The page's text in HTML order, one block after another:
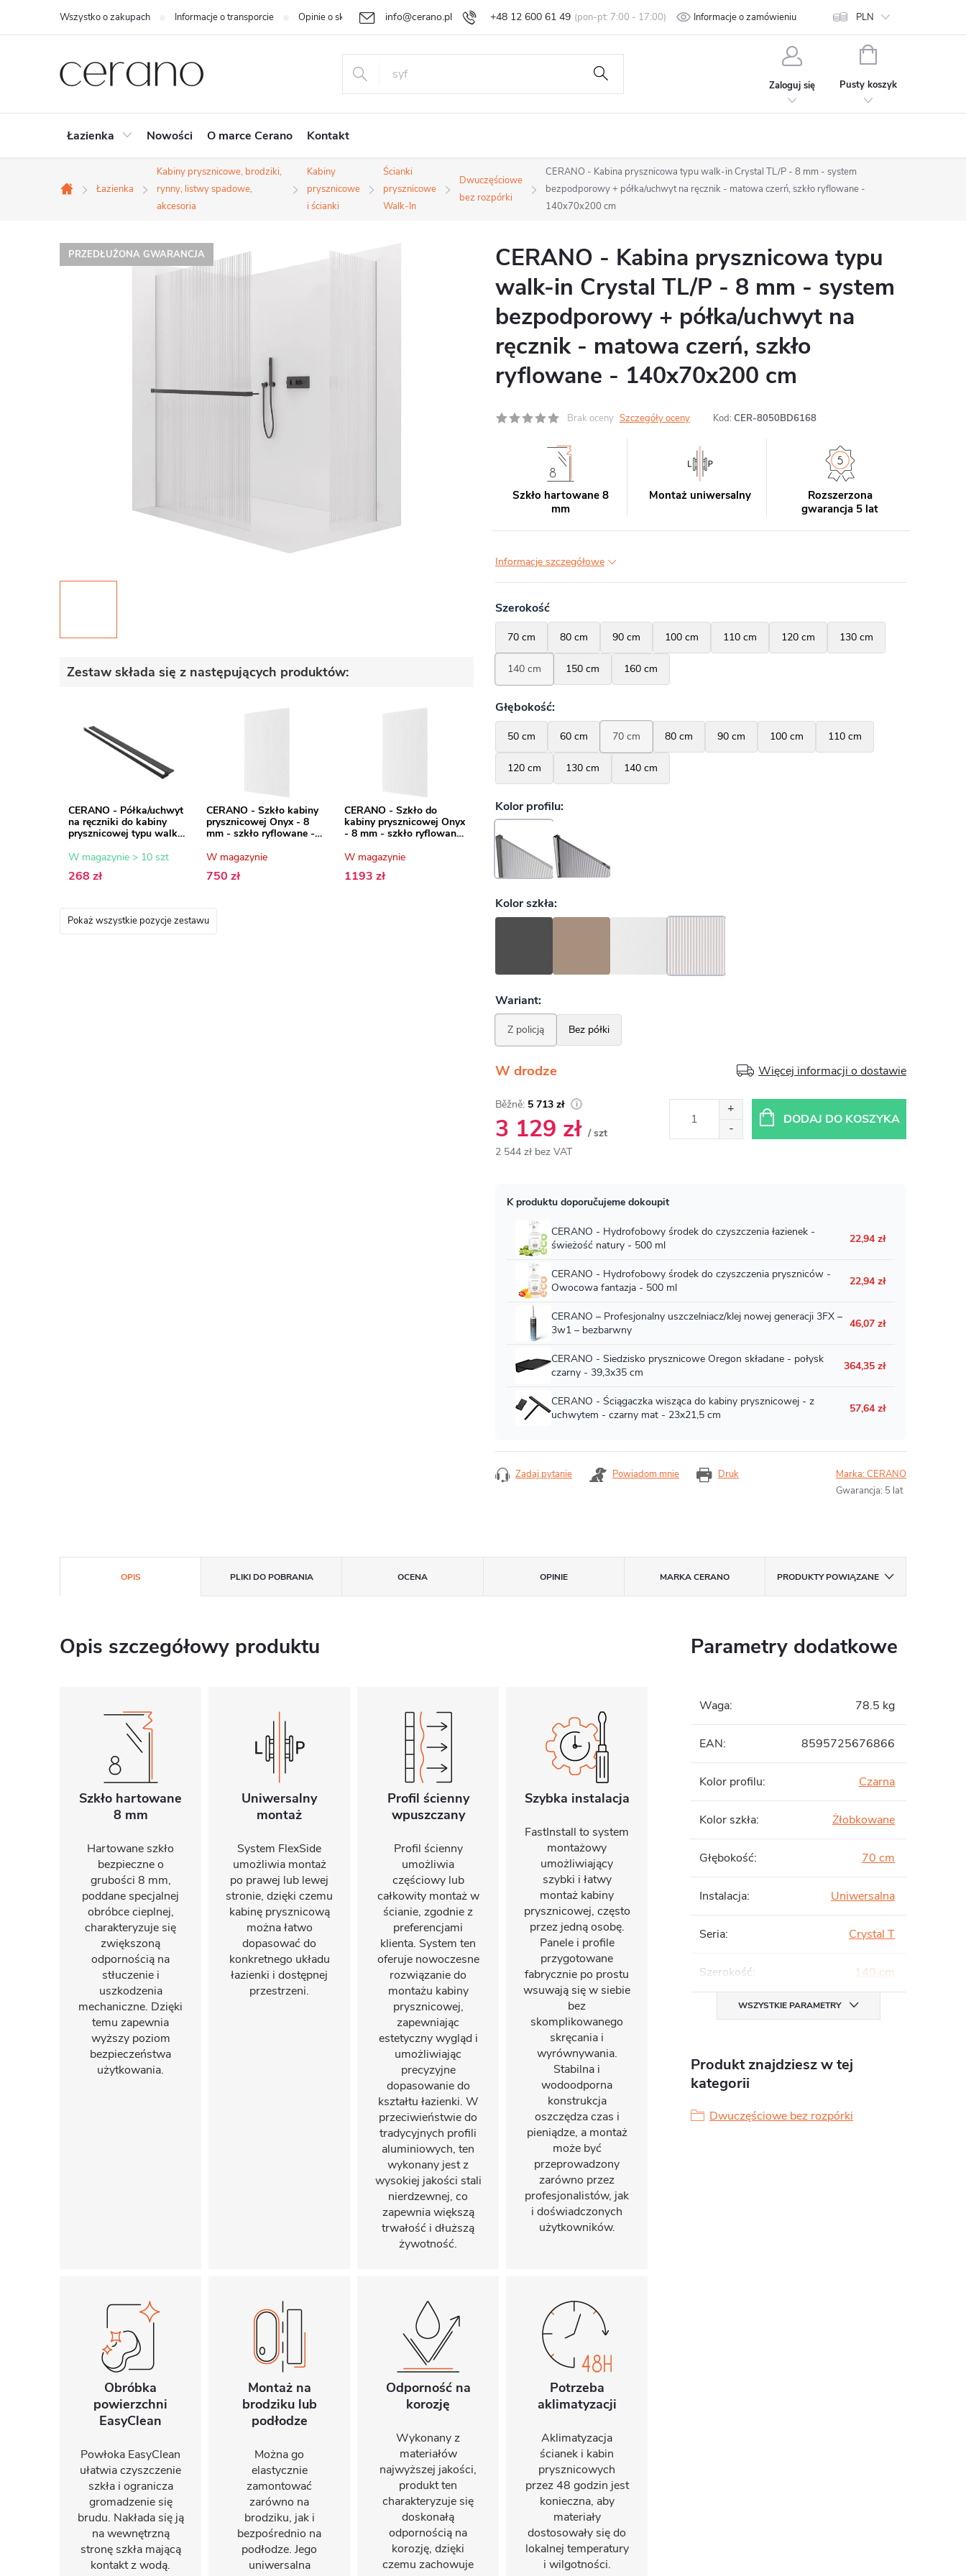
+48 12 600 61 49
info@cerano.pl
Wszystko o zakupach Informacje o transporcie Opinie o sklepie Indywidualna wycena Zwroty i reklamacje Regulamin Polityka prywatności Kontakt
Informacje o zamówieniu PLN
Zaloguj się
KOSZYK
Pusty koszyk
Łazienka Nowości O marce Cerano Kontakt
Home
Łazienka
Kabiny prysznicowe, brodziki,
rynny, listwy spadowe,
akcesoria
Kabiny
prysznicowe
i ścianki
Ścianki
prysznicowe
Walk-In
Dwuczęściowe
bez rozpórki
CERANO - Kabina prysznicowa typu walk-in Crystal TL/P - 8 mm - system
bezpodporowy + półka/uchwyt na ręcznik - matowa czerń, szkło ryflowane -
140x70x200 cm
PRZEDŁUŻONA GWARANCJA
Zestaw składa się z następujących produktów:
CERANO - Półka/uchwyt
na ręczniki do kabiny
prysznicowej typu walk-
mat - 30 do 160 cm
W magazynie > 10 szt
268 zł
CERANO - Szkło kabiny
prysznicowej Onyx - 8
mm - szkło ryflowane -
W magazynie
750 zł
CERANO - Szkło do
kabiny prysznicowej Onyx
- 8 mm - szkło ryflowane
W magazynie
1193 zł
Pokaż wszystkie pozycje zestawu
CERANO - Kabina prysznicowa typu
walk-in Crystal TL/P - 8 mm - system
bezpodporowy + półka/uchwyt na
ręcznik - matowa czerń, szkło
ryflowane - 140x70x200 cm
Brak oceny Szczegóły oceny Kod: CER-8050BD6168
Szkło hartowane 8
mm
Montaż uniwersalny
Rozszerzona
gwarancja 5 lat
Informacje szczegółowe
W drodze Więcej informacji o dostawie
5 713 zł
3 129 zł / szt
2 544 zł bez VAT
DODAJ DO KOSZYKA
Druk
Zadaj pytanie Powiadom mnie Marka:CERANO
Gwarancja: 5 lat
OPIS PLIKI DO POBRANIA OCENA OPINIE MARKACERANO PRODUKTY POWIĄZANE
Opis szczegółowy produktu
Szkło hartowane
8 mm
Hartowane szkło
bezpieczne o
grubości 8 mm,
poddane specjalnej
obróbce cieplnej,
charakteryzuje się
zwiększoną
odpornością na
stłuczenie i
uszkodzenia
mechaniczne. Dzięki
temu zapewnia
wyższy poziom
bezpieczeństwa
użytkowania.
Uniwersalny
montaż
System FlexSide
umożliwia montaż
po prawej lub lewej
stronie, dzięki czemu
kabinę prysznicową
można łatwo
dopasować do
konkretnego układu
łazienki i dostępnej
przestrzeni.
Profil ścienny
wpuszczany
Profil ścienny
umożliwia
częściowy lub
całkowity montaż w
ścianie, zgodnie z
preferencjami
klienta. System ten
oferuje nowoczesne
rozwiązanie do
montażu kabiny
prysznicowej,
zapewniając
estetyczny wygląd i
umożliwiając
precyzyjne
dopasowanie do
kształtu łazienki. W
przeciwieństwie do
tradycyjnych profili
aluminiowych, ten
wykonany jest z
wysokiej jakości stali
nierdzewnej, co
zapewnia większą
trwałość i dłuższą
żywotność.
Szybka instalacja
FastInstall to system
montażowy
umożliwiający
szybki i łatwy
montaż kabiny
prysznicowej, często
przez jedną osobę.
Panele i profile
przygotowane
fabrycznie po prostu
wsuwają się w siebie
bez
skomplikowanego
skręcania i
wyrównywania.
Stabilna i
wodoodporna
konstrukcja
oszczędza czas i
pieniądze, a montaż
może być
przeprowadzony
zarówno przez
profesjonalistów, jak
i doświadczonych
użytkowników.
Obróbka
powierzchni
EasyClean
Powłoka EasyClean
ułatwia czyszczenie
szkła i ogranicza
gromadzenie się
brudu. Nakłada się ją
na wewnętrzną
stronę szkła mającą
kontakt z wodą.
Montaż na
brodziku lub
podłodze
Można go
elastycznie
zamontować
zarówno na
brodziku, jak i
bezpośrednio na
podłodze. Jego
uniwersalna
Odporność na
korozję
Wykonany z
materiałów
najwyższej jakości,
produkt ten
charakteryzuje się
doskonałą
odpornością na
korozję, dzięki
czemu zachowuje
Potrzeba
aklimatyzacji
Aklimatyzacja
ścianek i kabin
prysznicowych
przez 48 godzin jest
konieczna, aby
materiały
dostosowały się do
lokalnej temperatury
i wilgotności.
Parametry dodatkowe
Waga: 78.5 kg
EAN: 8595725676866
Kolor profilu: Czarna
Kolor szkła: Żłobkowane
Głębokość: 70 cm
Instalacja: Uniwersalna
Seria: Crystal T
Szerokość: 140 cm
WSZYSTKIE PARAMETRY
Produkt znajdziesz w tej
kategorii
Dwuczęściowe bez rozpórki